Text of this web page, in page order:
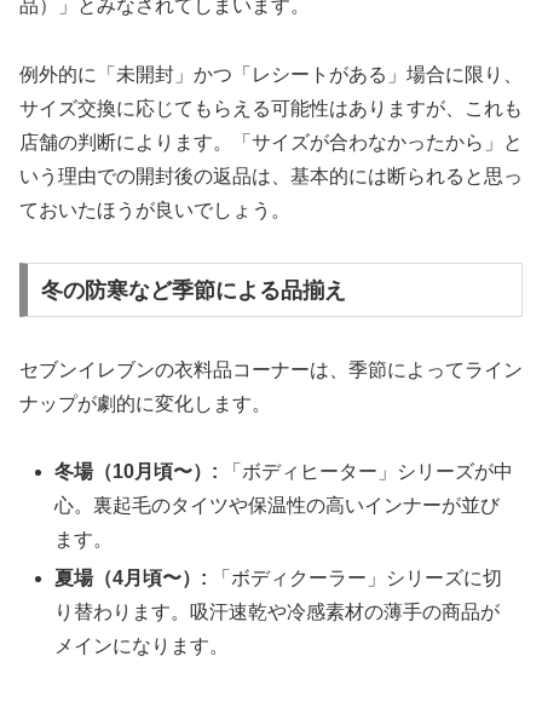
品）」とみなされてしまいます。
例外的に「未開封」かつ「レシートがある」場合に限り、
サイズ交換に応じてもらえる可能性はありますが、これも
店舗の判断によります。「サイズが合わなかったから」と
いう理由での開封後の返品は、基本的には断られると思っ
ておいたほうが良いでしょう。
冬の防寒など季節による品揃え
セブンイレブンの衣料品コーナーは、季節によってライン
ナップが劇的に変化します。
冬場（10月頃〜）: 「ボディヒーター」シリーズが中
心。裏起毛のタイツや保温性の高いインナーが並び
ます。
夏場（4月頃〜）: 「ボディクーラー」シリーズに切
り替わります。吸汗速乾や冷感素材の薄手の商品が
メインになります。